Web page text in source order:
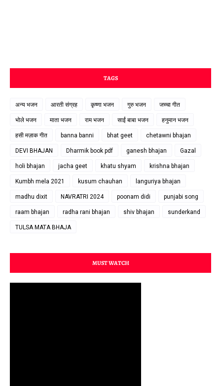
TAGS
अन्य भजन आरती संग्रह कृष्णा भजन गुरु भजन जच्चा गीत
भोले भजन माता भजन राम भजन साईं बाबा भजन हनुमान भजन
हसी मज़ाक गीत banna banni bhat geet chetawni bhajan
DEVI BHAJAN Dharmik book pdf ganesh bhajan Gazal
holi bhajan jacha geet khatu shyam krishna bhajan
Kumbh mela 2021 kusum chauhan languriya bhajan
madhu dixit NAVRATRI 2024 poonam didi punjabi song
raam bhajan radha rani bhajan shiv bhajan sunderkand
TULSA MATA BHAJA
MUST WATCH